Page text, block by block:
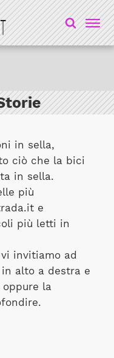
in sella,
ciò che la bici
in sella.
più
e
più letti in
invitiamo ad
alto a destra e
la